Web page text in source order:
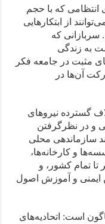
که با حجم
از ابتکارهایی
که
به زندگی
مثبت در جامعه فکر
آن‌ها در
گسترده نیروهای
در نظرگرفتن
سازماندهی محلی
و کارخانه‌ها،
تمام کشور، و
ایمنی و آموزش اصول
است: اتحادیه‌های